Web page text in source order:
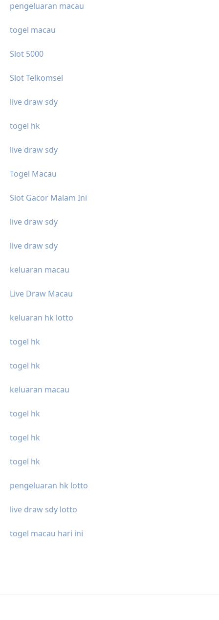
pengeluaran macau
togel macau
Slot 5000
Slot Telkomsel
live draw sdy
togel hk
live draw sdy
Togel Macau
Slot Gacor Malam Ini
live draw sdy
live draw sdy
keluaran macau
Live Draw Macau
keluaran hk lotto
togel hk
togel hk
keluaran macau
togel hk
togel hk
togel hk
pengeluaran hk lotto
live draw sdy lotto
togel macau hari ini